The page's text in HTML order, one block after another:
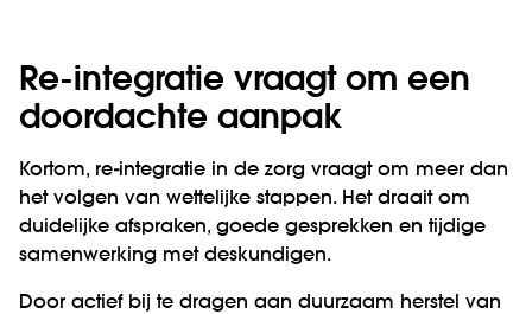
Re-integratie vraagt om een
doordachte aanpak
Kortom, re-integratie in de zorg vraagt om meer dan
het volgen van wettelijke stappen. Het draait om
duidelijke afspraken, goede gesprekken en tijdige
samenwerking met deskundigen.
Door actief bij te dragen aan duurzaam herstel van